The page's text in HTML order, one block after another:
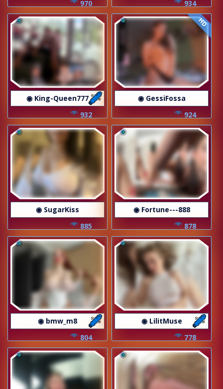
970
934
◉ King-Queen777
932
HD
◉ GessiFossa
924
◉ SugarKiss
885
◉ Fortune---888
878
◉ bmw_m8
804
◉ LilitMuse
778